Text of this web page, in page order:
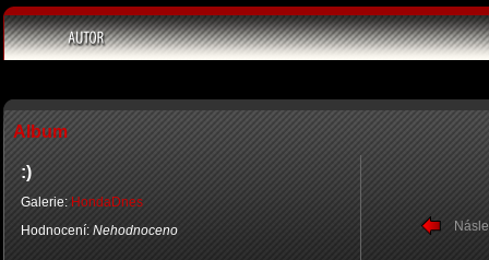
Album
:)
Galerie: HondaDnes
Hodnocení: Nehodnoceno